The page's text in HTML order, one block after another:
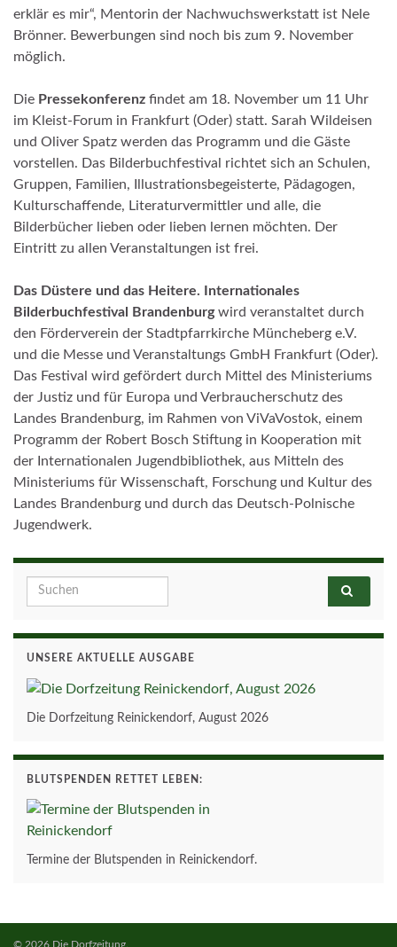
erklär es mir“, Mentorin der Nachwuchswerkstatt ist Nele
Brönner. Bewerbungen sind noch bis zum 9. November
möglich.
Die Pressekonferenz findet am 18. November um 11 Uhr
im Kleist-Forum in Frankfurt (Oder) statt. Sarah Wildeisen
und Oliver Spatz werden das Programm und die Gäste
vorstellen. Das Bilderbuchfestival richtet sich an Schulen,
Gruppen, Familien, Illustrationsbegeisterte, Pädagogen,
Kulturschaffende, Literaturvermittler und alle, die
Bilderbücher lieben oder lieben lernen möchten. Der
Eintritt zu allen Veranstaltungen ist frei.
Das Düstere und das Heitere. Internationales
Bilderbuchfestival Brandenburgwird veranstaltet durch
den Förderverein der Stadtpfarrkirche Müncheberg e.V.
und die Messe und Veranstaltungs GmbH Frankfurt (Oder).
Das Festival wird gefördert durch Mittel des Ministeriums
der Justiz und für Europa und Verbraucherschutz des
Landes Brandenburg, im Rahmen von ViVaVostok, einem
Programm der Robert Bosch Stiftung in Kooperation mit
der Internationalen Jugendbibliothek, aus Mitteln des
Ministeriums für Wissenschaft, Forschung und Kultur des
Landes Brandenburg und durch das Deutsch-Polnische
Jugendwerk.
Search for:
UNSERE AKTUELLE AUSGABE
Die Dorfzeitung Reinickendorf, August 2026
BLUTSPENDEN RETTET LEBEN:
Termine der Blutspenden in Reinickendorf.
© 2026 Die Dorfzeitung.